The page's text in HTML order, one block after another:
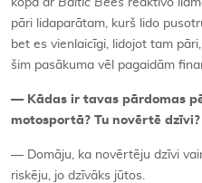
kopā ar Baltic Bees reaktīvo
pāri lidaparātam, kurš lido
bet es vienlaicīgi, lidojot tam
šim pasākuma vēl pagaidām
— Kādas ir tavas pārdomas
motosportā? Tu novērtē dzīvi?
— Domāju, ka novērtēju dzīvi
riskēju, jo dzīvāks jūtos.